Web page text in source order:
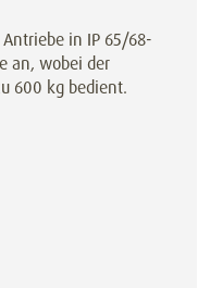
in IP 65/68-
an, wobei der
600 kg bedient.